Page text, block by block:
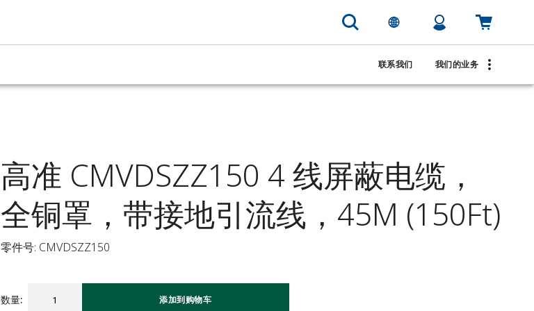
联系我们 我们的业务
高准 CMVDSZZ150 4 线屏蔽电缆，
全铜罩，带接地引流线，45M (150Ft)
零件号: CMVDSZZ150
数量: 添加到购物车